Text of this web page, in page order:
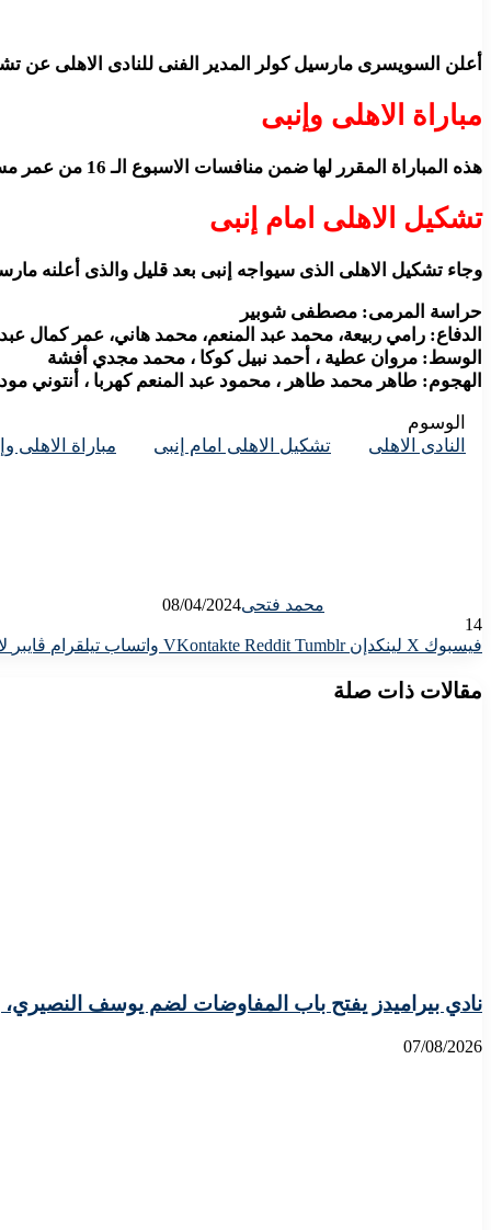
أعلن السويسرى مارسيل كولر المدير الفنى للنادى الاهلى عن
مباراة الاهلى وإنبى
هذه المباراة المقرر لها ضمن منافسات الاسبوع الـ 16 من عمر مسابقة الدورى العام، على ارية ملعب استاد القاهرة الدولى.
تشكيل الاهلى امام إنبى
وجاء تشكيل الاهلى الذى سيواجه إنبى بعد قليل والذى أعلنه
حراسة المرمى: مصطفى شوبير
الدفاع: رامي ربيعة، محمد عبد المنعم، محمد هاني، عمر كمال
الوسط: مروان عطية ، أحمد نبيل كوكا ، محمد مجدي أفشة
الهجوم: طاهر محمد طاهر ، محمود عبد المنعم كهربا ، أنتوني
الوسوم
النادى الاهلى
تشكيل الاهلى امام إنبى مباراة الاهلى
محمد فتحى08/04/2024
14
فيسبوك X لينكدإن واتساب تيلقرام ڤايبر
مقالات ذات صلة
نادي بيراميدز يفتح باب المفاوضات لضم يوسف
07/08/2026